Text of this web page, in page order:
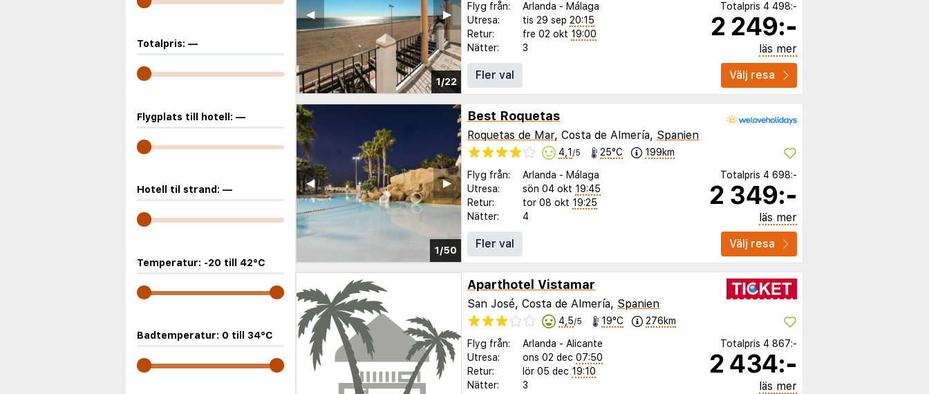
Totalpris: —
Flygplats till hotell: —
Hotell til strand: —
Temperatur: -20 till 42°C
Badtemperatur: 0 till 34°C
1/22
▶︎
◀︎
Flyg från: Arlanda - Málaga
Utresa:
tis 29 sep 20:15
Retur:
fre 02 okt 19:00
Nätter:
3
Totalpris 4 498:-
2 249:-
läs mer
Fler val
Välj resa
1/50
▶︎
◀︎
Best Roquetas
Roquetas de Mar, Costa de Almería, Spanien
4,1 /5 25°C 199km
Flyg från: Arlanda - Málaga
Utresa:
sön 04 okt 19:45
Retur:
tor 08 okt 19:25
Nätter:
4
Totalpris 4 698:-
2 349:-
läs mer
Fler val
Välj resa
Aparthotel Vistamar
San José, Costa de Almería, Spanien
4,5/5 19°C 276km
Flyg från: Arlanda - Alicante
Utresa:
ons 02 dec 07:50
Retur:
lör 05 dec 19:10
Nätter:
3
Totalpris 4 867:-
2 434:-
läs mer